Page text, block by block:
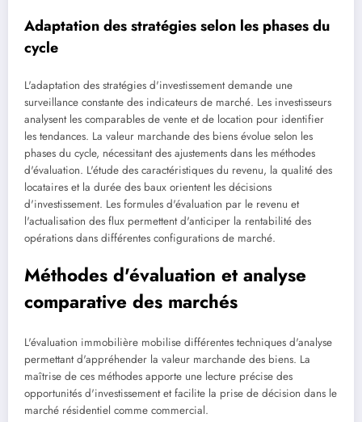
Adaptation des stratégies selon les phases du
cycle
L'adaptation des stratégies d'investissement demande une
surveillance constante des indicateurs de marché. Les investisseurs
analysent les comparables de vente et de location pour identifier
les tendances. La valeur marchande des biens évolue selon les
phases du cycle, nécessitant des ajustements dans les méthodes
d'évaluation. L'étude des caractéristiques du revenu, la qualité des
locataires et la durée des baux orientent les décisions
d'investissement. Les formules d'évaluation par le revenu et
l'actualisation des flux permettent d'anticiper la rentabilité des
opérations dans différentes configurations de marché.
Méthodes d'évaluation et analyse
comparative des marchés
L'évaluation immobilière mobilise différentes techniques d'analyse
permettant d'appréhender la valeur marchande des biens. La
maîtrise de ces méthodes apporte une lecture précise des
opportunités d'investissement et facilite la prise de décision dans le
marché résidentiel comme commercial.